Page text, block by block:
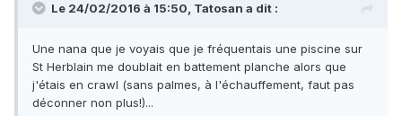
Le 24/02/2016 à 15:50, Tatosan a dit :
Une nana que je voyais que je fréquentais une piscine sur
St Herblain me doublait en battement planche alors que
j'étais en crawl (sans palmes, à l'échauffement, faut pas
déconner non plus!)...